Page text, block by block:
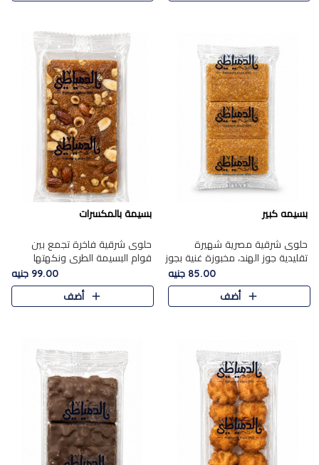
بسيمه كبير
حلوى شرقية مصرية شهيرة
تقليدية جوز الهند، مخبوزة غنية بجوز
الهند، بلمسه ذهبية وتتميز بقوامها
المرمل وطعمها اللذيذ الذي يشبه
البسبوسة. تُخبز..
85.00 جنيه
أضف
بسيمة بالمكسرات
حلوى شرقية فاخرة تجمع بين
قوام البسيمة الطري ونكهتها
الغنية، مزينة بتشكيلة مختارة من
اللوز والبندق والمكسرات الفاخرة.
مزيج متوازن من القوام ..
99.00 جنيه
أضف